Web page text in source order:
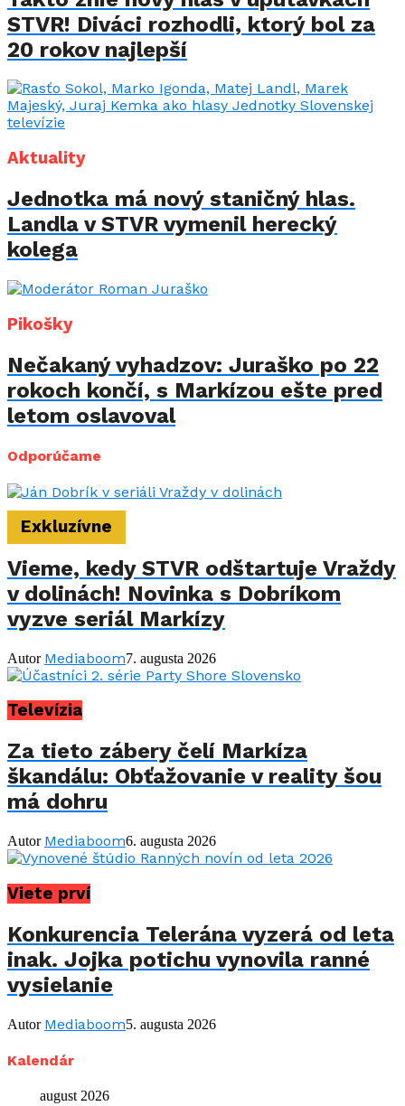
STVR! Diváci rozhodli, ktorý bol za
20 rokov najlepší
Aktuality
Jednotka má nový staničný hlas.
Landla v STVR vymenil herecký
kolega
Pikošky
Nečakaný vyhadzov: Juraško po 22
rokoch končí, s Markízou ešte pred
letom oslavoval
Odporúčame
Exkluzívne
Vieme, kedy STVR odštartuje Vraždy
v dolinách! Novinka s Dobríkom
vyzve seriál Markízy
Autor Mediaboom7. augusta 2026
Televízia
Za tieto zábery čelí Markíza
škandálu: Obťažovanie v reality šou
má dohru
Autor Mediaboom6. augusta 2026
Viete prví
Konkurencia Telerána vyzerá od leta
inak. Jojka potichu vynovila ranné
vysielanie
Autor Mediaboom5. augusta 2026
Kalendár
august 2026